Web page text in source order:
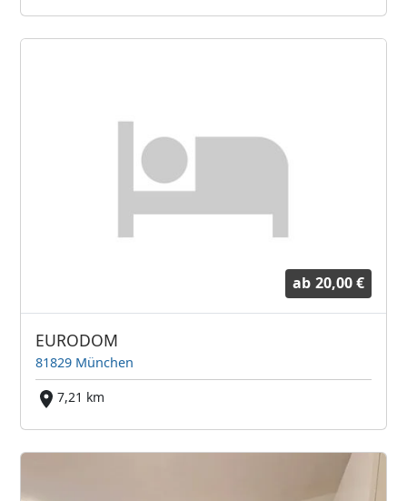
ab 20,00 €
EURODOM
81829 München
7,21 km